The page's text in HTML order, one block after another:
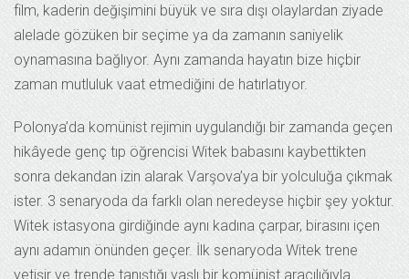
film, kaderin değişimini büyük ve sıra dışı olaylardan ziyade
alelade gözüken bir seçime ya da zamanın saniyelik
oynamasına bağlıyor. Aynı zamanda hayatın bize hiçbir
zaman mutluluk vaat etmediğini de hatırlatıyor.
Polonya’da komünist rejimin uygulandığı bir zamanda geçen
hikâyede genç tıp öğrencisi Witek babasını kaybettikten
sonra dekandan izin alarak Varşova’ya bir yolculuğa çıkmak
ister. 3 senaryoda da farklı olan neredeyse hiçbir şey yoktur.
Witek istasyona girdiğinde aynı kadına çarpar, birasını içen
aynı adamın önünden geçer. İlk senaryoda Witek trene
yetişir ve trende tanıştığı yaşlı bir komünist aracılığıyla